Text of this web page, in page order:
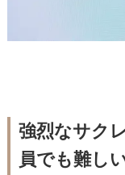
強烈なサク
員でも難し